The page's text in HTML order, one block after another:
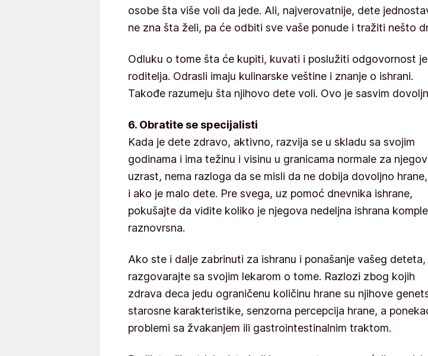
osobe šta više voli da jede. Ali, najverovatnije, dete
ne zna šta želi, pa će odbiti sve vaše ponude i tražiti nešto
Odluku o tome šta će kupiti, kuvati i poslužiti odgovornost je
roditelja. Odrasli imaju kulinarske veštine i znanje o ishrani.
Takođe razumeju šta njihovo dete voli. Ovo je sasvim
6. Obratite se specijalisti
Kada je dete zdravo, aktivno, razvija se u skladu sa svojim
godinama i ima težinu i visinu u granicama normale za njegov
uzrast, nema razloga da se misli da ne dobija dovoljno
i ako je malo dete. Pre svega, uz pomoć dnevnika ishrane,
pokušajte da vidite koliko je njegova nedeljna ishrana
raznovrsna.
Ako ste i dalje zabrinuti za ishranu i ponašanje vašeg deteta,
razgovarajte sa svojim lekarom o tome. Razlozi zbog kojih
zdrava deca jedu ograničenu količinu hrane su njihove
starosne karakteristike, senzorna percepcija hrane, a
problemi sa žvakanjem ili gastrointestinalnim traktom.